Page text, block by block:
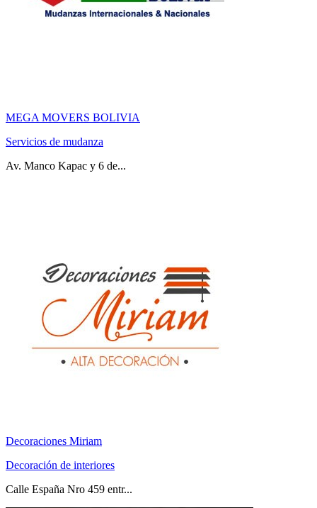
MEGA MOVERS BOLIVIA
Servicios de mudanza
Av. Manco Kapac y 6 de...
Decoraciones Miriam
Decoración de interiores
Calle España Nro 459 entr...